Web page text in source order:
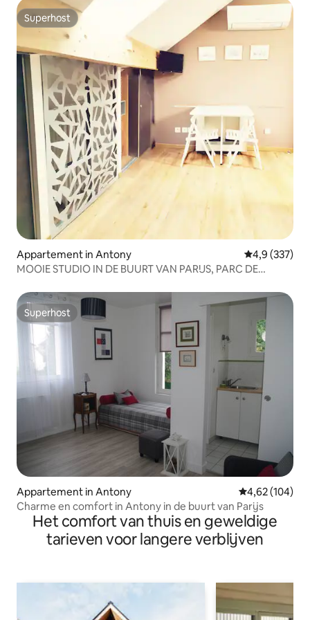
Superhost
Superhost
Appartement in Antony Gemiddelde
4,9 (337)
MOOIE STUDIO IN DE BUURT VAN PARIJS, PARC DE
Superhost
Superhost
Appartement in Antony Gemiddelde
4,62 (104)
Charme en comfort in Antony in de buurt van Parijs
Het comfort van thuis en geweldige
tarieven voor langere verblijven